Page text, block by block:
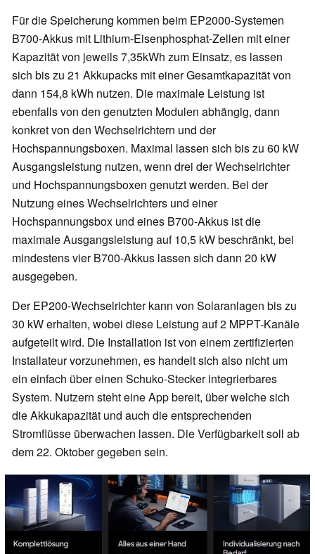
Für die Speicherung kommen beim EP2000-Systemen
B700-Akkus mit Lithium-Eisenphosphat-Zellen mit einer
Kapazität von jeweils 7,35kWh zum Einsatz, es lassen
sich bis zu 21 Akkupacks mit einer Gesamtkapazität von
dann 154,8 kWh nutzen. Die maximale Leistung ist
ebenfalls von den genutzten Modulen abhängig, dann
konkret von den Wechselrichtern und der
Hochspannungsboxen. Maximal lassen sich bis zu 60 kW
Ausgangsleistung nutzen, wenn drei der Wechselrichter
und Hochspannungsboxen genutzt werden. Bei der
Nutzung eines Wechselrichters und einer
Hochspannungsbox und eines B700-Akkus ist die
maximale Ausgangsleistung auf 10,5 kW beschränkt, bei
mindestens vier B700-Akkus lassen sich dann 20 kW
ausgegeben.
Der EP200-Wechselrichter kann von Solaranlagen bis zu
30 kW erhalten, wobei diese Leistung auf 2 MPPT-Kanäle
aufgeteilt wird. Die Installation ist von einem zertifizierten
Installateur vorzunehmen, es handelt sich also nicht um
ein einfach über einen Schuko-Stecker integrierbares
System. Nutzern steht eine App bereit, über welche sich
die Akkukapazität und auch die entsprechenden
Stromflüsse überwachen lassen. Die Verfügbarkeit soll ab
dem 22. Oktober gegeben sein.